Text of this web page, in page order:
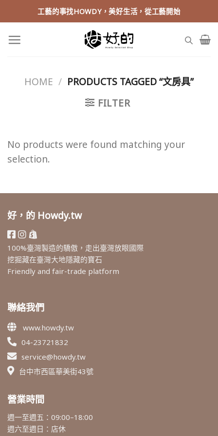
to
content
工藝的事找HOWDY，美好生活，從工藝開始
HOME / PRODUCTS TAGGED “文房具”
FILTER
No products were found matching your
selection.
好，的 Howdy.tw
100%臺灣製造的驕傲，走出臺灣放眼國際
挖掘藏在臺灣大地隱藏的寶石
Friendly and fair-trade platform
聯絡我們
www.howdy.tw
04-23721832
service@howdy.tw
台中市西區華美街43號
營業時間
週一至週五：09:00–18:00
週六至週日：店休